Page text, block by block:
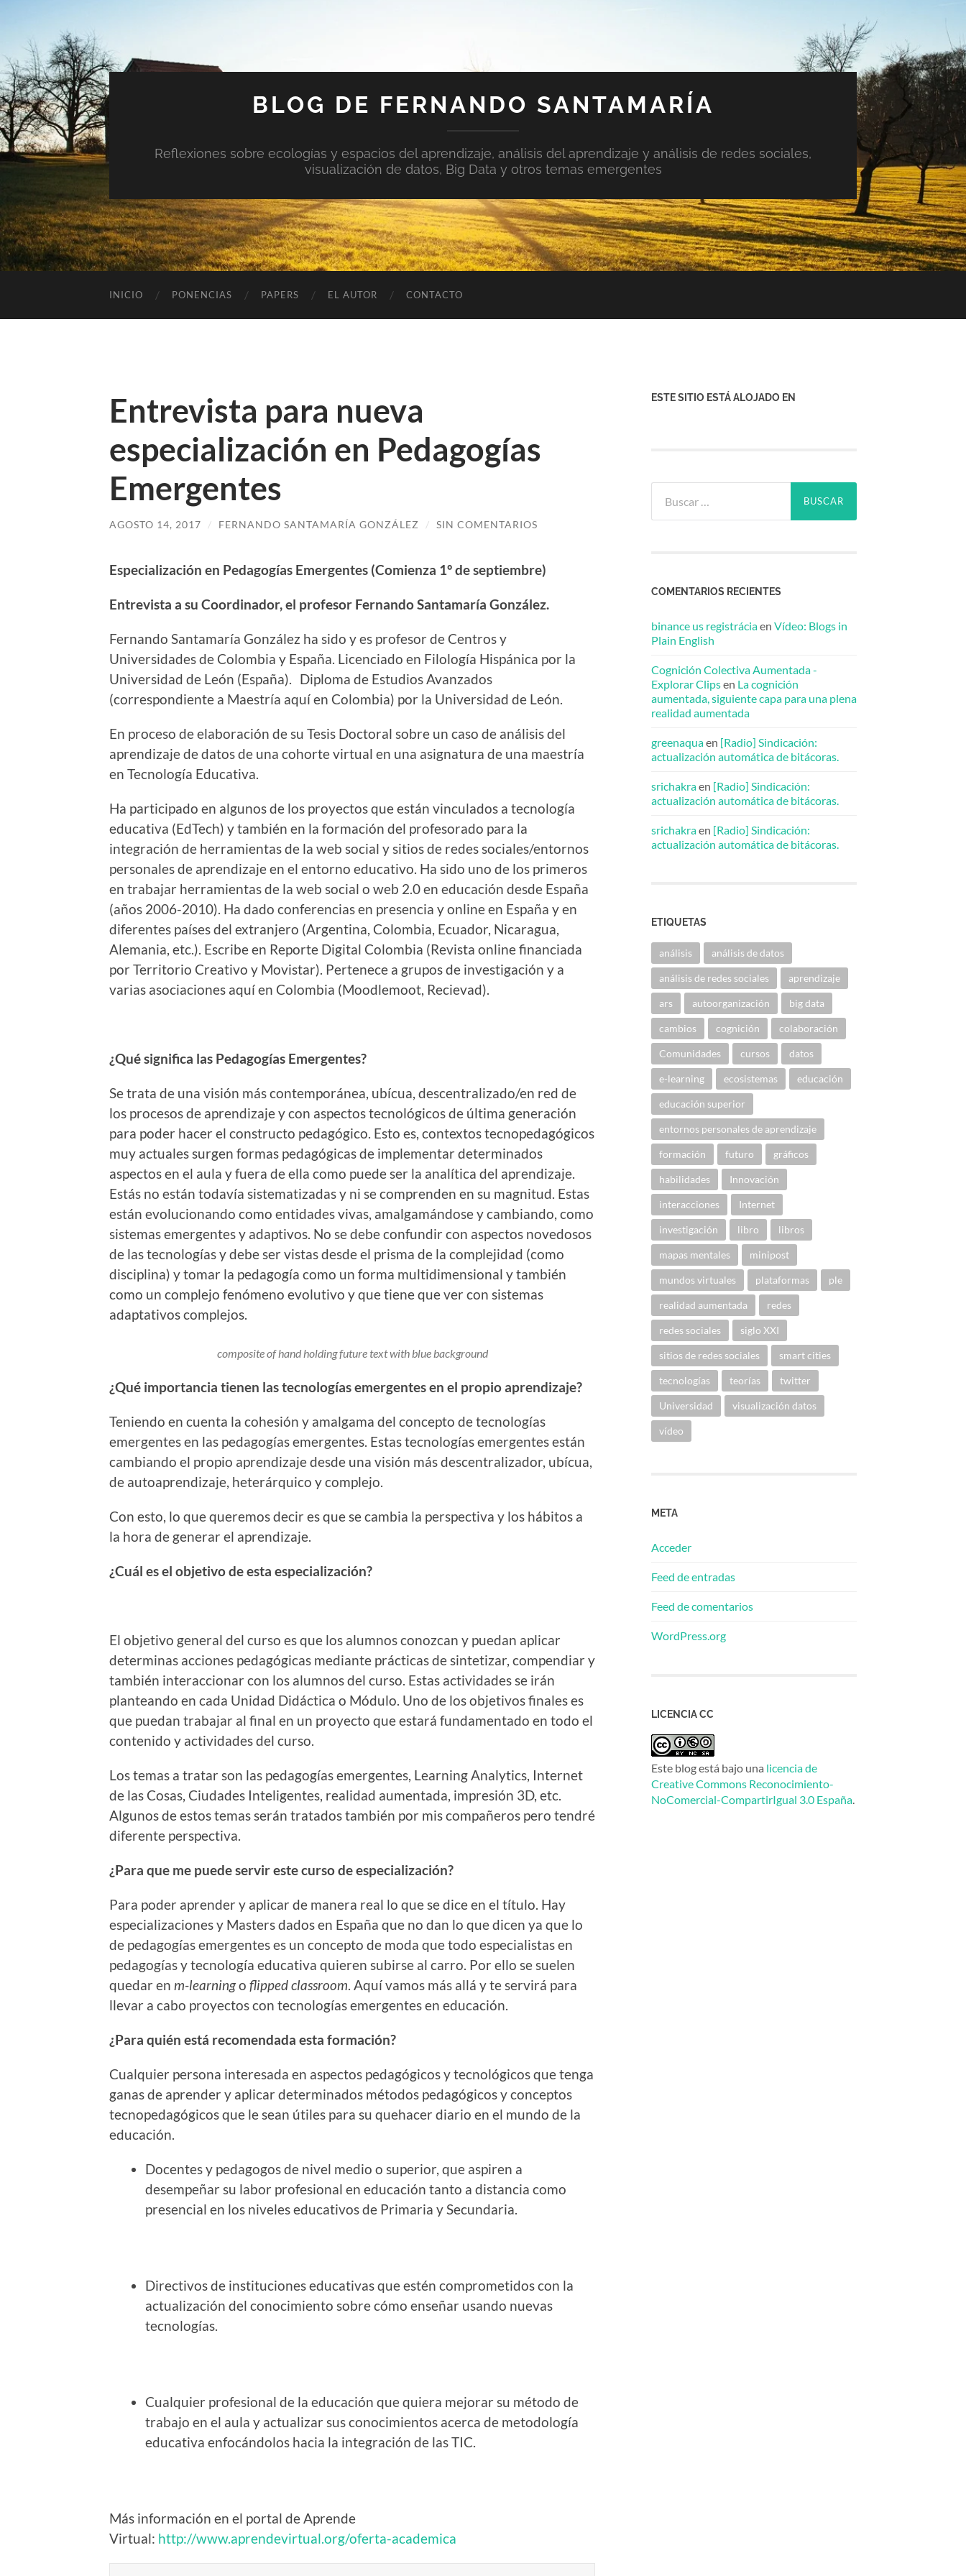
BLOG DE FERNANDO SANTAMARÍA
Reflexiones sobre ecologías y espacios del aprendizaje, análisis del aprendizaje y análisis de redes sociales,
visualización de datos, Big Data y otros temas emergentes
INICIO PONENCIAS PAPERS EL AUTOR CONTACTO
Entrevista para nueva
especialización en Pedagogías
Emergentes
AGOSTO 14, 2017 / FERNANDO SANTAMARÍA GONZÁLEZ / SIN COMENTARIOS
Especialización en Pedagogías Emergentes (Comienza 1º de septiembre)
Entrevista a su Coordinador, el profesor Fernando Santamaría González.
Fernando Santamaría González ha sido y es profesor de Centros y
Universidades de Colombia y España. Licenciado en Filología Hispánica por la
Universidad de León (España). Diploma de Estudios Avanzados
(correspondiente a Maestría aquí en Colombia) por la Universidad de León.
En proceso de elaboración de su Tesis Doctoral sobre un caso de análisis del
aprendizaje de datos de una cohorte virtual en una asignatura de una maestría
en Tecnología Educativa.
Ha participado en algunos de los proyectos que están vinculados a tecnología
educativa (EdTech) y también en la formación del profesorado para la
integración de herramientas de la web social y sitios de redes sociales/entornos
personales de aprendizaje en el entorno educativo. Ha sido uno de los primeros
en trabajar herramientas de la web social o web 2.0 en educación desde España
(años 2006-2010). Ha dado conferencias en presencia y online en España y en
diferentes países del extranjero (Argentina, Colombia, Ecuador, Nicaragua,
Alemania, etc.). Escribe en Reporte Digital Colombia (Revista online financiada
por Territorio Creativo y Movistar). Pertenece a grupos de investigación y a
varias asociaciones aquí en Colombia (Moodlemoot, Recievad).
¿Qué significa las Pedagogías Emergentes?
Se trata de una visión más contemporánea, ubícua, descentralizado/en red de
los procesos de aprendizaje y con aspectos tecnológicos de última generación
para poder hacer el constructo pedagógico. Esto es, contextos tecnopedagógicos
muy actuales surgen formas pedagógicas de implementar determinados
aspectos en el aula y fuera de ella como puede ser la analítica del aprendizaje.
Estás no están todavía sistematizadas y ni se comprenden en su magnitud. Estas
están evolucionando como entidades vivas, amalgamándose y cambiando, como
sistemas emergentes y adaptivos. No se debe confundir con aspectos novedosos
de las tecnologías y debe ser vistas desde el prisma de la complejidad (como
disciplina) y tomar la pedagogía como un forma multidimensional y también
como un complejo fenómeno evolutivo y que tiene que ver con sistemas
adaptativos complejos.
composite of hand holding future text with blue background
¿Qué importancia tienen las tecnologías emergentes en el propio aprendizaje?
Teniendo en cuenta la cohesión y amalgama del concepto de tecnologías
emergentes en las pedagogías emergentes. Estas tecnologías emergentes están
cambiando el propio aprendizaje desde una visión más descentralizador, ubícua,
de autoaprendizaje, heterárquico y complejo.
Con esto, lo que queremos decir es que se cambia la perspectiva y los hábitos a
la hora de generar el aprendizaje.
¿Cuál es el objetivo de esta especialización?
El objetivo general del curso es que los alumnos conozcan y puedan aplicar
determinas acciones pedagógicas mediante prácticas de sintetizar, compendiar y
también interaccionar con los alumnos del curso. Estas actividades se irán
planteando en cada Unidad Didáctica o Módulo. Uno de los objetivos finales es
que puedan trabajar al final en un proyecto que estará fundamentado en todo el
contenido y actividades del curso.
Los temas a tratar son las pedagogías emergentes, Learning Analytics, Internet
de las Cosas, Ciudades Inteligentes, realidad aumentada, impresión 3D, etc.
Algunos de estos temas serán tratados también por mis compañeros pero tendré
diferente perspectiva.
¿Para que me puede servir este curso de especialización?
Para poder aprender y aplicar de manera real lo que se dice en el título. Hay
especializaciones y Masters dados en España que no dan lo que dicen ya que lo
de pedagogías emergentes es un concepto de moda que todo especialistas en
pedagogías y tecnología educativa quieren subirse al carro. Por ello se suelen
quedar en m-learningo flipped classroom . Aquí vamos más allá y te servirá para
llevar a cabo proyectos con tecnologías emergentes en educación.
¿Para quién está recomendada esta formación?
Cualquier persona interesada en aspectos pedagógicos y tecnológicos que tenga
ganas de aprender y aplicar determinados métodos pedagógicos y conceptos
tecnopedagógicos que le sean útiles para su quehacer diario en el mundo de la
educación.
Docentes y pedagogos de nivel medio o superior, que aspiren a
desempeñar su labor profesional en educación tanto a distancia como
presencial en los niveles educativos de Primaria y Secundaria.
Directivos de instituciones educativas que estén comprometidos con la
actualización del conocimiento sobre cómo enseñar usando nuevas
tecnologías.
Cualquier profesional de la educación que quiera mejorar su método de
trabajo en el aula y actualizar sus conocimientos acerca de metodología
educativa enfocándolos hacia la integración de las TIC.
Más información en el portal de Aprende
Virtual: http://www.aprendevirtual.org/oferta-academica
ESTE SITIO ESTÁ ALOJADO EN
COMENTARIOS RECIENTES
binance us registráciaen Vídeo: Blogs in
Plain English
Cognición Colectiva Aumentada -
Explorar Clipsen La cognición
aumentada, siguiente capa para una plena
realidad aumentada
greenaquaen [Radio] Sindicación:
actualización automática de bitácoras.
srichakraen [Radio] Sindicación:
actualización automática de bitácoras.
srichakraen [Radio] Sindicación:
actualización automática de bitácoras.
ETIQUETAS
análisis análisis de datos
análisis de redes sociales aprendizaje
ars autoorganización big data
cambios cognición colaboración
Comunidades cursos datos
e-learning ecosistemas educación
educación superior
entornos personales de aprendizaje
formación futuro gráficos
habilidades Innovación
interacciones Internet
investigación libro libros
mapas mentales minipost
mundos virtuales plataformas ple
realidad aumentada redes
redes sociales siglo XXI
sitios de redes sociales smart cities
tecnologías teorías twitter
Universidad visualización datos
vídeo
META
Acceder
Feed de entradas
Feed de comentarios
WordPress.org
LICENCIA CC
Este blog está bajo una licencia de
Creative Commons Reconocimiento-
NoComercial-CompartirIgual 3.0 España.